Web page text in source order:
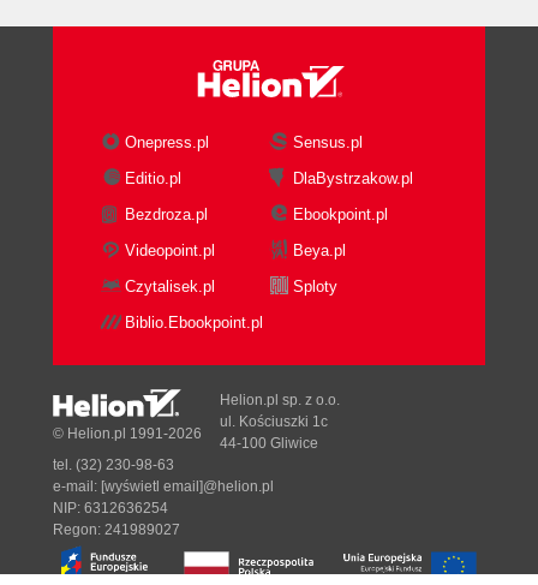
Onepress.pl
Sensus.pl
Editio.pl
DlaBystrzakow.pl
Bezdroza.pl
Ebookpoint.pl
Videopoint.pl
Beya.pl
Czytalisek.pl
Sploty
Biblio.Ebookpoint.pl
© Helion.pl 1991-2026
Helion.pl sp. z o.o.
ul. Kościuszki 1c
44-100 Gliwice
tel. (32) 230-98-63
e-mail: [wyświetl email]@helion.pl
NIP: 6312636254
Regon: 241989027